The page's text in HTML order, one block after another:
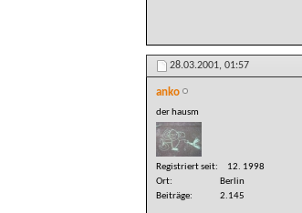
28.03.2001, 01:57
anko
der hausm
Registriert seit
12. 1998
Ort
Berlin
Beiträge
2.145